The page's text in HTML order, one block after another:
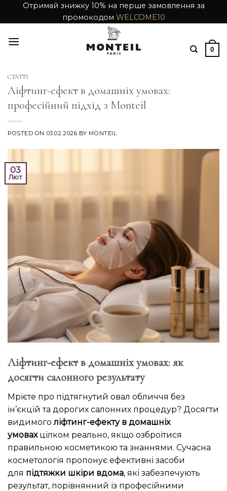
Отримай знижку 10% на перше замовлення за
промокодом WELCOME10
0
СТАТТІ
Ліфтинг-ефект в домашніх умовах:
професійний підхід з Monteil
POSTED ON 03.02.2026 BY MONTEIL
03
Лют
Ліфтинг-ефект в домашніх умовах: як
досягти салонного результату
Мрієте про підтягнутий овал обличчя без
ін’єкцій та дорогих салонних процедур? Досягти
видимоголіфтинг-ефекту в домашніх
умовахцілком реально, якщо озброїтися
правильною косметикою та знаннями. Сучасна
косметологія пропонує ефективні засоби
для підтяжки шкіри вдома, які забезпечують
результат, порівнянний із професійними